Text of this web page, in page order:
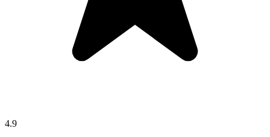
4.9